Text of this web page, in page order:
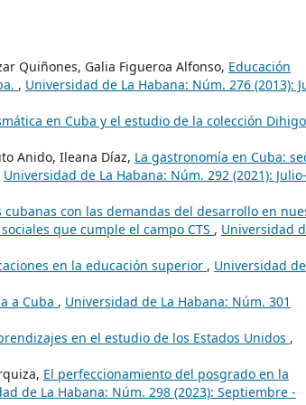
Quiñones, Galia Figueroa Alfonso, Educación
, Universidad de La Habana: Núm. 276 (2013):
en Cuba y el estudio de la colección Dihigo
Anido, Ileana Díaz, La gastronomía en Cuba:
Universidad de La Habana: Núm. 292 (2021): Julio-
cubanas con las demandas del desarrollo en
que cumple el campo CTS , Universidad
en la educación superior , Universidad
a Cuba , Universidad de La Habana: Núm. 301
en el estudio de los Estados Unidos ,
El perfeccionamiento del posgrado en la
de La Habana: Núm. 298 (2023): Septiembre -